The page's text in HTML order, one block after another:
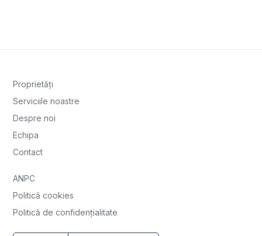
ANPC
Politică de confidențialitate
Vânzări apartamente